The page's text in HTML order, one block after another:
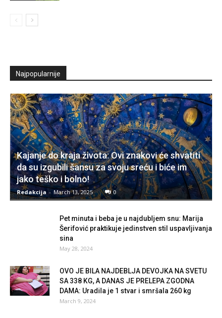
Najpopularnije
Kajanje do kraja života: Ovi znakovi će shvatiti
da su izgubili šansu za svoju sreću i biće im
jako teško i bolno!
Redakcija - March 13, 2025 0
Pet minuta i beba je u najdubljem snu: Marija
Šerifović praktikuje jedinstven stil uspavljivanja
sina
May 28, 2024
OVO JE BILA NAJDEBLJA DEVOJKA NA SVETU
SA 338 KG, A DANAS JE PRELEPA ZGODNA
DAMA: Uradila je 1 stvar i smršala 260 kg
March 9, 2024